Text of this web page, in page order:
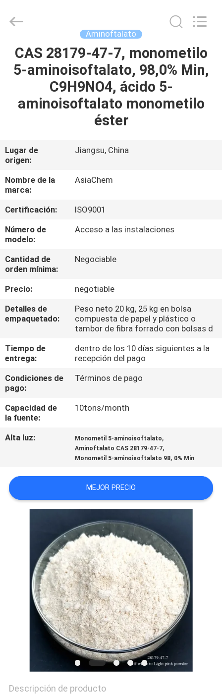
HOGAR
PRODUCTOS
VIAJE
DE
LA
FÁBRICA
CONTROL
DE
ÉNTRENOS
EN
CONTACTO
CON
NOTICIAS
CASOS
DEL
SITIO
Rights
Aminoftalato
CAS 28179-47-7, monometilo
5-aminoisoftalato, 98,0% Min,
C9H9NO4, ácido 5-
aminoisoftalato monometilo
éster
Lugar de
origen:
Jiangsu, China
Nombre de la
marca:
AsiaChem
Certificación:
ISO9001
Número de
modelo:
Acceso a las instalaciones
Cantidad de
orden mínima:
Negociable
Precio:
negotiable
Detalles de
empaquetado:
Peso neto 20 kg, 25 kg en bolsa
compuesta de papel y plástico o
tambor de fibra forrado con bolsas d
Tiempo de
entrega:
dentro de los 10 días siguientes a la
recepción del pago
Condiciones de
pago:
Términos de pago
Capacidad de
la fuente:
10tons/month
Alta luz: Monometil 5-aminoisoftalato,
Aminoftalato CAS 28179-47-7,
Monometil 5-aminoisoftalato 98, 0% Min
MEJOR PRECIO
Descripción de producto